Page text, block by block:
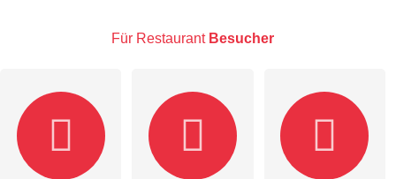
E-Mail-Adresse (wird nicht veröffentlicht)
Für Restaurant Besucher